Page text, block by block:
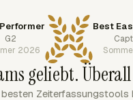
G2
2026
Best
geliebt.
Zeiterfassungstools